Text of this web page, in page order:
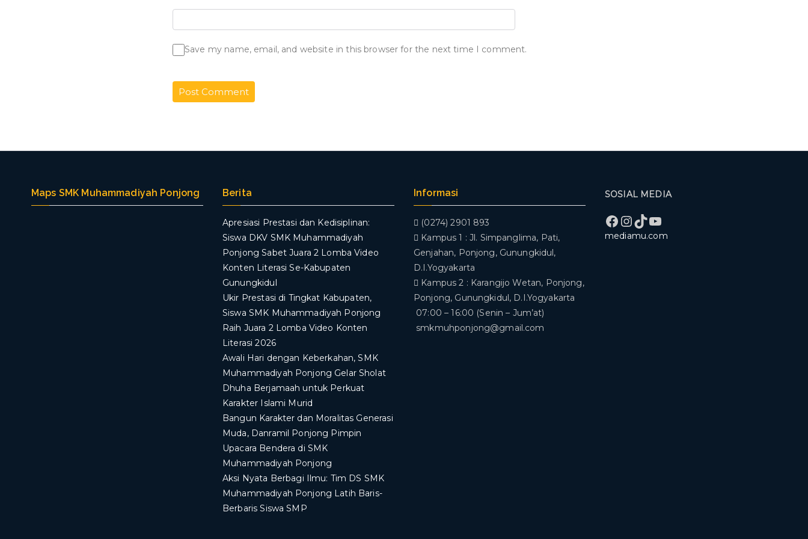
Save my name, email, and website in this browser for the next time I comment.
Maps SMK Muhammadiyah Ponjong Berita
Apresiasi Prestasi dan Kedisiplinan:
Siswa DKV SMK Muhammadiyah
Ponjong Sabet Juara 2 Lomba Video
Konten Literasi Se-Kabupaten
Gunungkidul
Ukir Prestasi di Tingkat Kabupaten,
Siswa SMK Muhammadiyah Ponjong
Raih Juara 2 Lomba Video Konten
Literasi 2026
Awali Hari dengan Keberkahan, SMK
Muhammadiyah Ponjong Gelar Sholat
Dhuha Berjamaah untuk Perkuat
Karakter Islami Murid
Bangun Karakter dan Moralitas Generasi
Muda, Danramil Ponjong Pimpin
Upacara Bendera di SMK
Muhammadiyah Ponjong
​Aksi Nyata Berbagi Ilmu: Tim DS SMK
Muhammadiyah Ponjong Latih Baris-
Berbaris Siswa SMP
Informasi
(0274) 2901 893
Kampus 1 : Jl. Simpanglima, Pati,
Genjahan, Ponjong, Gunungkidul,
D.I.Yogyakarta
Kampus 2 : Karangijo Wetan, Ponjong,
Ponjong, Gunungkidul, D.I.Yogyakarta
07:00 – 16:00 (Senin – Jum’at)
smkmuhponjong@gmail.com
SOSIAL MEDIA
Facebook
Instagram
TikTok
YouTube
mediamu.com